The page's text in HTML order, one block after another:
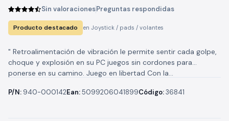
Sin valoracionesPreguntas respondidas
Producto destacado en Joystick / pads / volantes
" Retroalimentación de vibración le permite sentir cada golpe,
choque y explosión en su PC juegos sin cordones para
ponerse en su camino. Juego en libertad Con la...
P/N: 940-000142Ean:5099206041899Código:36841